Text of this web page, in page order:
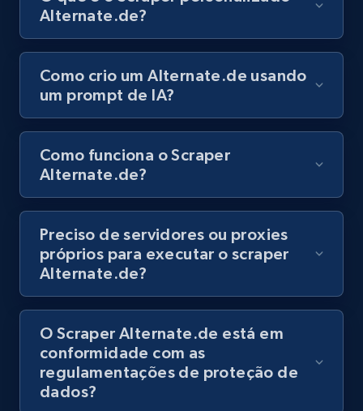
URL, Title, Youtuber, Youtuber md5, Video url,
8K+ 713+ Comece grátis
Youtube - Videos posts - Discovery records
by Explore page URL
URL, Title, Youtuber, Youtuber md5, Video url,
Video length, Likes, Views, and more.
8K+ 713+ Comece grátis
Youtube - Videos posts - Discovery videos
by podcast url
URL, Title, Youtuber, Youtuber md5, Video url,
Video length, Likes, Views, and more.
Alternate.de?
Como crio um Alternate.de usando
um prompt de IA?
Como funciona o Scraper
Alternate.de?
Preciso de servidores ou proxies
próprios para executar o scraper
Alternate.de?
O Scraper Alternate.de está em
conformidade com as
regulamentações de proteção de
dados?